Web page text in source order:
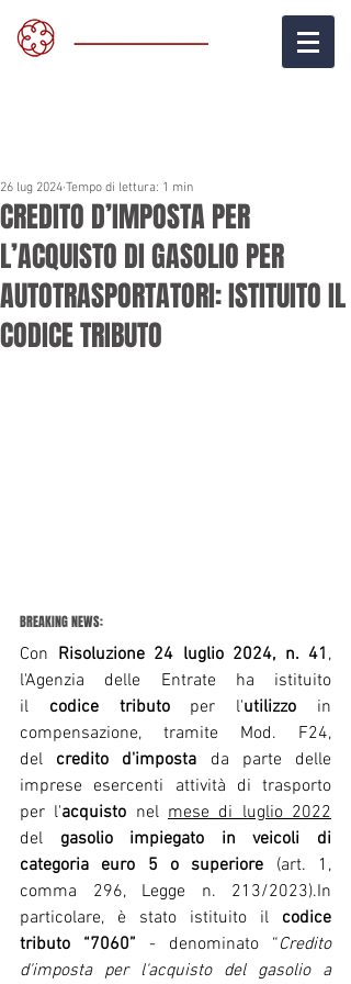
CREDITO D’IMPOSTA PER
L’ACQUISTO DI GASOLIO PER
AUTOTRASPORTATORI: ISTITUITO IL
CODICE TRIBUTO
26 lug 2024 Tempo di lettura: 1 min
BREAKING NEWS:
Con Risoluzione 24 luglio 2024, n. 41 ,
l'Agenzia delle Entrate ha istituito
il codice tributo per l'utilizzo in
compensazione, tramite Mod. F24,
del credito d'imposta da parte delle
imprese esercenti attività di trasporto
per l'acquisto nel mese di luglio 2022
del gasolio impiegato in veicoli di
categoria euro 5 o superiore (art. 1,
comma 296, Legge n. 213/2023).In
particolare, è stato istituito il codice
tributo “7060” - denominato “Credito
d'imposta per l'acquisto del gasolio a